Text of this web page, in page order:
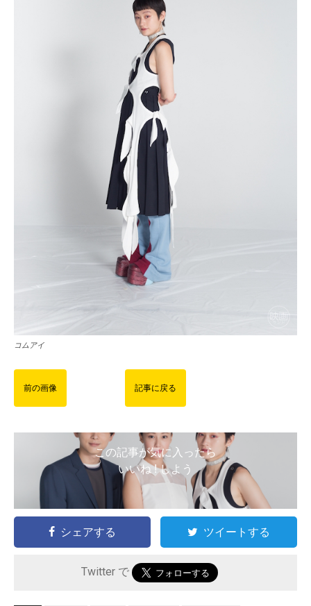
コムアイ
前の画像 記事に戻る
この記事が気に入ったら
いいね ! しよう
シェアする ツイートする
Twitter で